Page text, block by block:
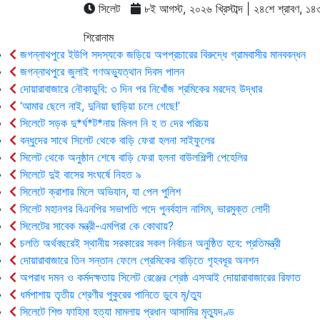
সিলেট
৮ই আগস্ট, ২০২৬ খ্রিস্টাব্দ | ২৪শে শ্রাবণ,
শিরোনাম
জগন্নাথপুরে ইউপি সদস্যকে জড়িয়ে অপপ্রচারের বিরুদ্ধে গ্রামবাসীর মানববন্ধন
জগন্নাথপুরে জুলাই গণঅভ্যুত্থান দিবস পালন
দোয়ারাবাজারে নৌকাডুবি: ৩ দিন পর নিখোঁজ শ্রমিকের মরদেহ উদ্ধার
‘আমার ছেলে নাই, দুনিয়া ছাড়িয়া চলে গেছে!’
সিলেটে সড়ক দু*র্ঘ*ট*নায় মিলল নি হ ত দের পরিচয়
বন্ধুদের সাথে সিলেট থেকে বাড়ি ফেরা হলনা সাইফুলের
সিলেট থেকে অনুষ্ঠান শেষে বাড়ি ফেরা হলনা বাউলশিল্পী পেহেলির
সিলেটে দুই বাসের সংঘর্ষে নিহত ৯
সিলেটে ক্রাশার মিলে অভিযান, যা পেল পুলিশ
সিলেট মহানগর বিএনপির সভাপতি পদে পুনর্বহাল নাসিম, ভারমুক্ত লোদী
সিলেটের সাবেক মন্ত্রী-এমপিরা কে কোথায়?
চলতি অর্থবছরেই স্থানীয় সরকারের সকল নির্বাচন অনুষ্ঠিত হবে: প্রতিমন্ত্রী
দোয়ারাবাজারে তিন সন্তান ফেলে প্রেমিকের বাড়িতে গৃহবধূর অনশন
অপরাধ দমন ও কর্মদক্ষতায় সিলেট রেঞ্জের শ্রেষ্ঠ এসআই দোয়ারাবাজারের রিফাত
ধর্মপাশায় তৃতীয় শ্রেণীর পুকুরের পানিতে ডুবে মৃ/ত্যু
সিলেটে শিশু ফাহিমা হত্যা মামলায় প্রধান আসামির মৃত্যুদণ্ড